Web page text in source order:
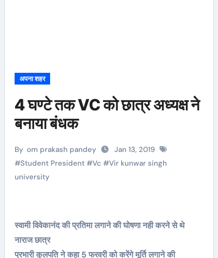
अपना शहर
4 घण्टे तक VC को छात्र अध्यक्ष ने
बनाया बंधक
By om prakash pandey
Jan 13, 2019
#Student President#Vc #Vir kunwar singh
university
स्वामी विवेकानंद की प्रतिमा लगाने की घोषणा नही करने से थे
नाराज छात्र
प्रभारी कुलपति ने कहा 5 फरवरी को करेंगे मूर्ति लगाने की